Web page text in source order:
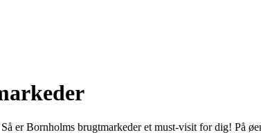
er Bornholms brugtmarkeder et must-visit for dig! På